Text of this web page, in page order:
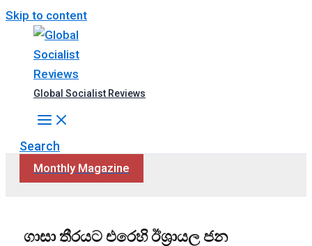
Skip to content
Global Socialist Reviews
Search
Monthly Magazine
ගාසා තීරයට එරෙහි ඊශ්‍රායල ජන